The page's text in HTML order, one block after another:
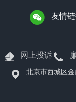
友情链
网上投诉
北京市西城区